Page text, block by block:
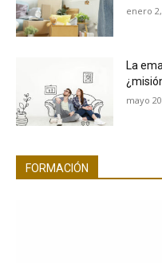
enero
La
mayo
FORMACIÓN